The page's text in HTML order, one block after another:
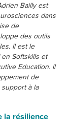
Bailly est
dans
de
des outils
Il est le
Softskills et
Education. Il
de
à la
la résilience